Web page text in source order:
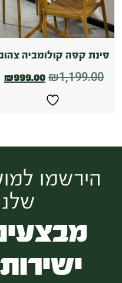
פינת קפה קולומביה
₪1,199.00
₪999.00
הירשמו